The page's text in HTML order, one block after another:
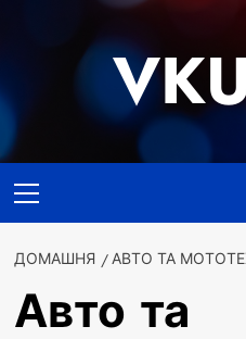
меню
ДОМАШНЯ АВТО ТА
Авто та